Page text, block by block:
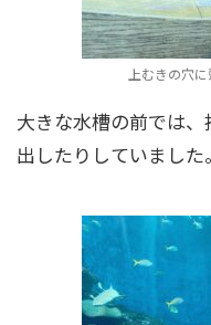
上むきの穴
大きな水槽の前では
出したりしていました。